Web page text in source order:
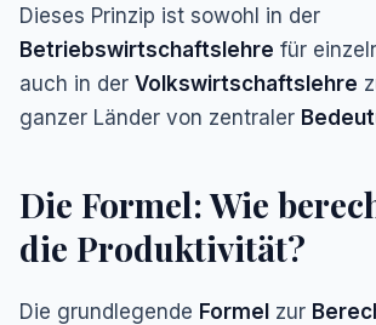
Dieses Prinzip ist sowohl in der
Betriebswirtschaftslehre für
auch in der Volkswirtschaftslehre
ganzer Länder von zentraler
Die Formel: Wie
die Produktivität?
Die grundlegende Formel zur